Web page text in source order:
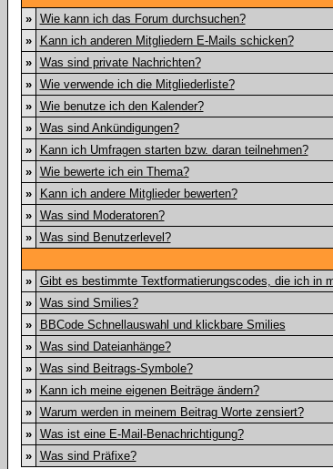
»
Wie kann ich das Forum durchsuchen?
»
Kann ich anderen Mitgliedern E-Mails schicken?
»
Was sind private Nachrichten?
»
Wie verwende ich die Mitgliederliste?
»
Wie benutze ich den Kalender?
»
Was sind Ankündigungen?
»
Kann ich Umfragen starten bzw. daran teilnehmen?
»
Wie bewerte ich ein Thema?
»
Kann ich andere Mitglieder bewerten?
»
Was sind Moderatoren?
»
Was sind Benutzerlevel?
»
Gibt es bestimmte Textformatierungscodes, die ich in
»
Was sind Smilies?
»
BBCode Schnellauswahl und klickbare Smilies
»
Was sind Dateianhänge?
»
Was sind Beitrags-Symbole?
»
Kann ich meine eigenen Beiträge ändern?
»
Warum werden in meinem Beitrag Worte zensiert?
»
Was ist eine E-Mail-Benachrichtigung?
»
Was sind Präfixe?